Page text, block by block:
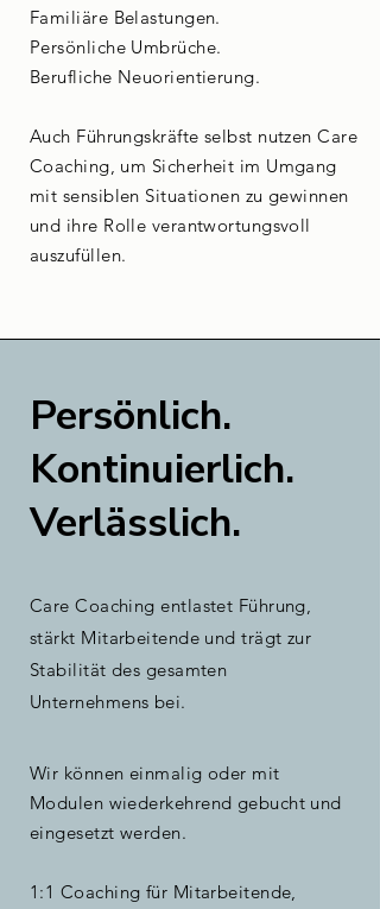
Familiäre Belastungen.
Persönliche Umbrüche.
Berufliche Neuorientierung.
Auch Führungskräfte selbst nutzen Care
Coaching, um Sicherheit im Umgang
mit sensiblen Situationen zu gewinnen
und ihre Rolle verantwortungsvoll
auszufüllen.
Persönlich.
Kontinuierlich.
Verlässlich.
Care Coaching entlastet Führung,
stärkt Mitarbeitende und trägt zur
Stabilität des gesamten
Unternehmens bei.
Wir können einmalig oder mit
Modulen wiederkehrend gebucht und
eingesetzt werden.
1:1 Coaching für Mitarbeitende,